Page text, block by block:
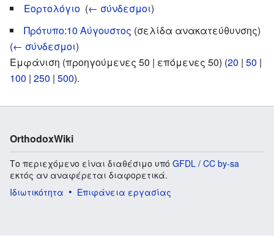
Εορτολόγιο (← σύνδεσμοι)
Πρότυπο:10 Αύγουστος (σελίδα ανακατεύθυνσης) ‎
(← σύνδεσμοι)
Εμφάνιση (προηγούμενες 50 | επόμενες 50) (20 | 50 |
100 | 250 | 500).
OrthodoxWiki
Το περιεχόμενο είναι διαθέσιμο υπό GFDL / CC by-sa
εκτός αν αναφέρεται διαφορετικά.
Ιδιωτικότητα
Επιφάνεια εργασίας